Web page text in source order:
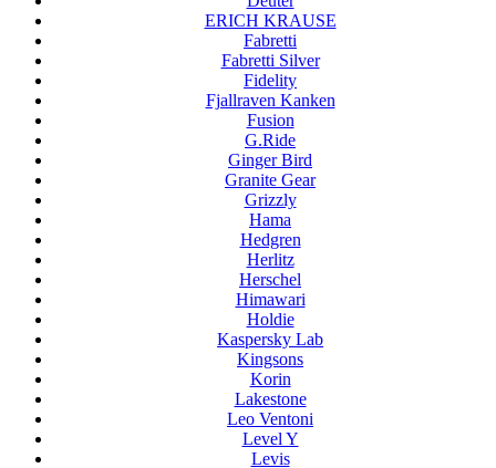
ERICH KRAUSE
Fabretti
Fabretti Silver
Fidelity
Fjallraven Kanken
Fusion
G.Ride
Ginger Bird
Granite Gear
Grizzly
Hama
Hedgren
Herlitz
Herschel
Himawari
Holdie
Kaspersky Lab
Kingsons
Korin
Lakestone
Leo Ventoni
Level Y
Levis